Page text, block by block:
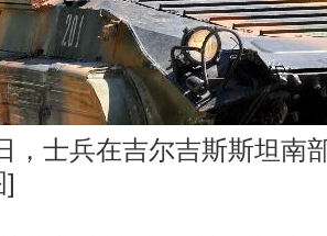
士兵在吉尔吉斯斯坦南
]